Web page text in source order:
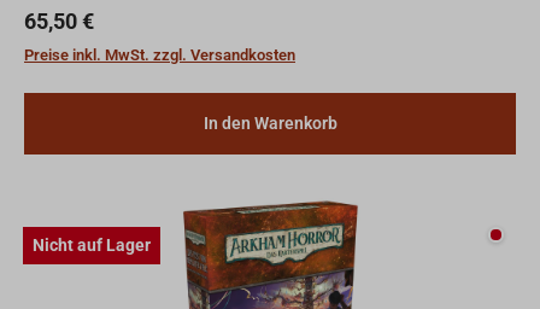
uralte Geheimnisse zu enthüllen. Jede Par...
Regulärer Preis:
65,50 €
Preise inkl. MwSt. zzgl. Versandkosten
In den Warenkorb
Nicht auf Lager Nicht